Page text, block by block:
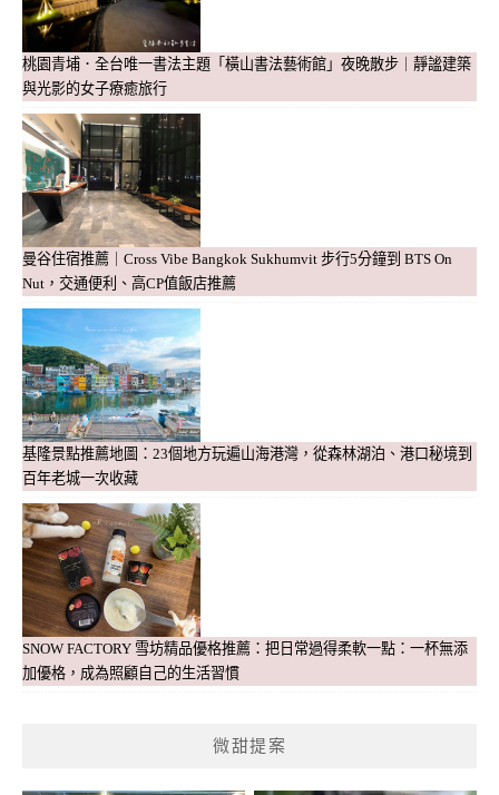
桃園青埔．全台唯一書法主題「橫山書法藝術館」夜晚散步｜靜謐建築
與光影的女子療癒旅行
曼谷住宿推薦｜Cross Vibe Bangkok Sukhumvit 步行5分鐘到 BTS On
Nut，交通便利、高CP值飯店推薦
基隆景點推薦地圖：23個地方玩遍山海港灣，從森林湖泊、港口秘境到
百年老城一次收藏
SNOW FACTORY 雪坊精品優格推薦：把日常過得柔軟一點：一杯無添
加優格，成為照顧自己的生活習慣
微甜提案